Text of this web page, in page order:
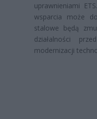
uprawnieniami
wsparcia może
stalowe będą
działalności
modernizacji